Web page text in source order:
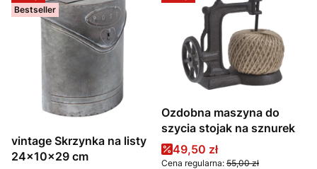
Bestseller
vintage Skrzynka na listy
24x10x29 cm
Ozdobna maszyna do
szycia stojak na sznurek
Cena promocyjna
49,50 zł
Cena regularna: 55,00 zł